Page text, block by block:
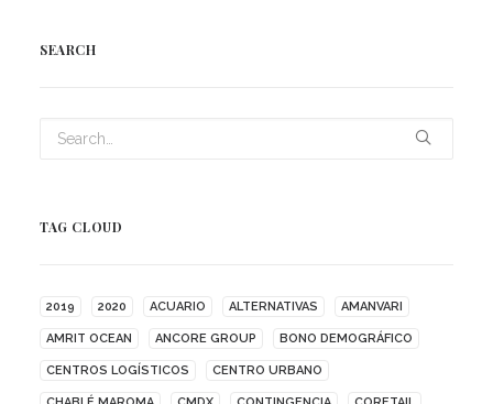
SEARCH
TAG CLOUD
2019 2020 ACUARIO ALTERNATIVAS AMANVARI
AMRIT OCEAN ANCORE GROUP BONO DEMOGRÁFICO
CENTROS LOGÍSTICOS CENTRO URBANO